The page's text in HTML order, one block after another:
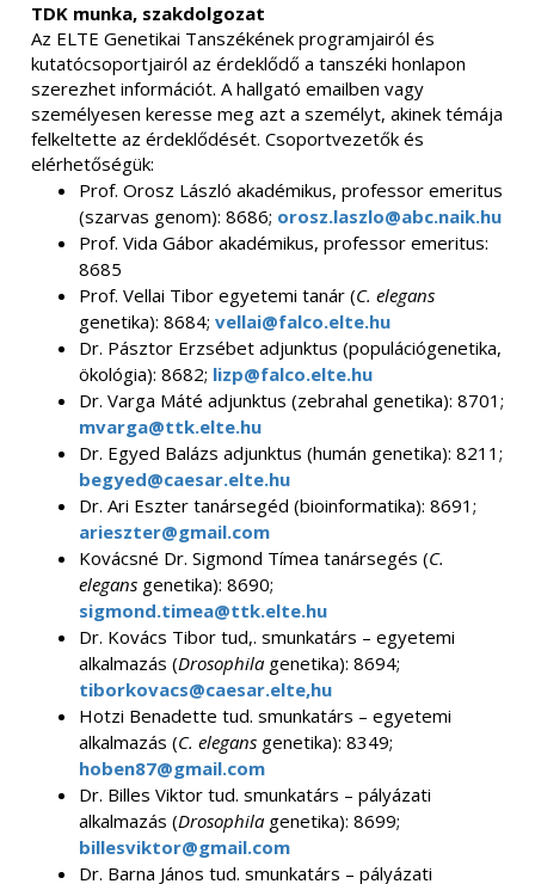
TDK munka, szakdolgozat
Az ELTE Genetikai Tanszékének programjairól és
kutatócsoportjairól az érdeklődő a tanszéki honlapon
szerezhet információt. A hallgató emailben vagy
személyesen keresse meg azt a személyt, akinek témája
felkeltette az érdeklődését. Csoportvezetők és
elérhetőségük:
Prof. Orosz László akadémikus, professor emeritus
(szarvas genom): 8686; orosz.laszlo@abc.naik.hu
Prof. Vida Gábor akadémikus, professor emeritus:
8685
Prof. Vellai Tibor egyetemi tanár (C. elegans
genetika): 8684; vellai@falco.elte.hu
Dr. Pásztor Erzsébet adjunktus (populációgenetika,
ökológia): 8682; lizp@falco.elte.hu
Dr. Varga Máté adjunktus (zebrahal genetika): 8701;
mvarga@ttk.elte.hu
Dr. Egyed Balázs adjunktus (humán genetika): 8211;
begyed@caesar.elte.hu
Dr. Ari Eszter tanársegéd (bioinformatika): 8691;
arieszter@gmail.com
Kovácsné Dr. Sigmond Tímea tanársegés (C.
elegans genetika): 8690;
sigmond.timea@ttk.elte.hu
Dr. Kovács Tibor tud,. smunkatárs – egyetemi
alkalmazás (Drosophila genetika): 8694;
tiborkovacs@caesar.elte,hu
Hotzi Benadette tud. smunkatárs – egyetemi
alkalmazás (C. elegans genetika): 8349;
hoben87@gmail.com
Dr. Billes Viktor tud. smunkatárs – pályázati
alkalmazás (Drosophila genetika): 8699;
billesviktor@gmail.com
Dr. Barna János tud. smunkatárs – pályázati